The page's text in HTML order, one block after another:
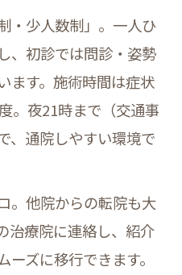
・少人数制」。一人ひ
、初診では問診・姿勢
ます。施術時間は症状
。夜21時まで（交通事
、通院しやすい環境で
。他院からの転院も大
治療院に連絡し、紹介
ズに移行できます。